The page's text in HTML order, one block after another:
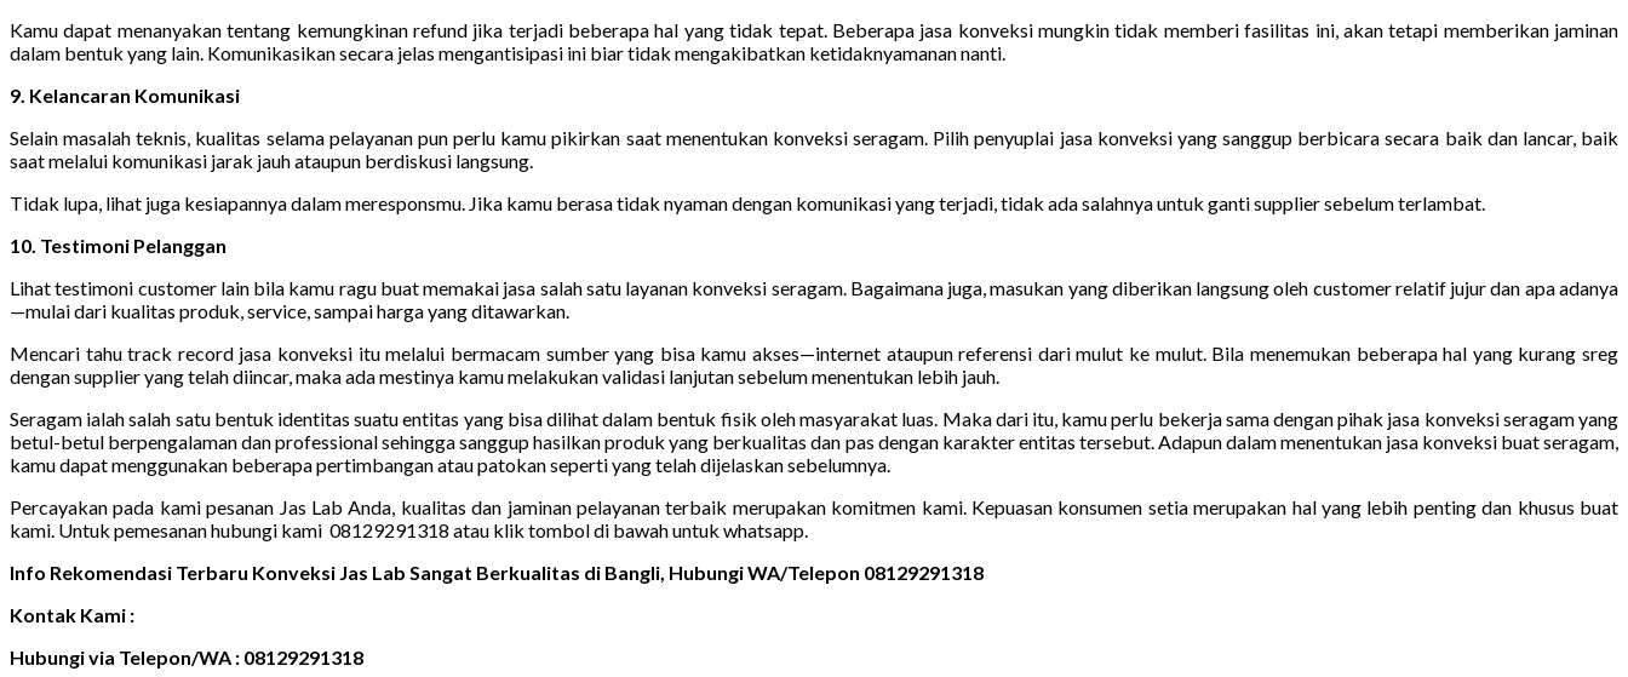
Kamu dapat menanyakan tentang kemungkinan refund jika terjadi beberapa hal yang tidak tepat. Beberapa jasa konveksi mungkin tidak memberi fasilitas ini, akan tetapi memberikan jaminan
dalam bentuk yang lain. Komunikasikan secara jelas mengantisipasi ini biar tidak mengakibatkan ketidaknyamanan nanti.
9. Kelancaran Komunikasi
Selain masalah teknis, kualitas selama pelayanan pun perlu kamu pikirkan saat menentukan konveksi seragam. Pilih penyuplai jasa konveksi yang sanggup berbicara secara baik dan lancar, baik
saat melalui komunikasi jarak jauh ataupun berdiskusi langsung.
Tidak lupa, lihat juga kesiapannya dalam meresponsmu. Jika kamu berasa tidak nyaman dengan komunikasi yang terjadi, tidak ada salahnya untuk ganti supplier sebelum terlambat.
10. Testimoni Pelanggan
Lihat testimoni customer lain bila kamu ragu buat memakai jasa salah satu layanan konveksi seragam. Bagaimana juga, masukan yang diberikan langsung oleh customer relatif jujur dan apa adanya
—mulai dari kualitas produk, service, sampai harga yang ditawarkan.
Mencari tahu track record jasa konveksi itu melalui bermacam sumber yang bisa kamu akses—internet ataupun referensi dari mulut ke mulut. Bila menemukan beberapa hal yang kurang sreg
dengan supplier yang telah diincar, maka ada mestinya kamu melakukan validasi lanjutan sebelum menentukan lebih jauh.
Seragam ialah salah satu bentuk identitas suatu entitas yang bisa dilihat dalam bentuk fisik oleh masyarakat luas. Maka dari itu, kamu perlu bekerja sama dengan pihak jasa konveksi seragam yang
betul-betul berpengalaman dan professional sehingga sanggup hasilkan produk yang berkualitas dan pas dengan karakter entitas tersebut. Adapun dalam menentukan jasa konveksi buat seragam,
kamu dapat menggunakan beberapa pertimbangan atau patokan seperti yang telah dijelaskan sebelumnya.
Percayakan pada kami pesanan Jas Lab Anda, kualitas dan jaminan pelayanan terbaik merupakan komitmen kami. Kepuasan konsumen setia merupakan hal yang lebih penting dan khusus buat
kami. Untuk pemesanan hubungi kami 08129291318 atau klik tombol di bawah untuk whatsapp.
Info Rekomendasi Terbaru Konveksi Jas Lab Sangat Berkualitas di Bangli, Hubungi WA/Telepon 08129291318
Kontak Kami :
Hubungi via Telepon/WA : 08129291318